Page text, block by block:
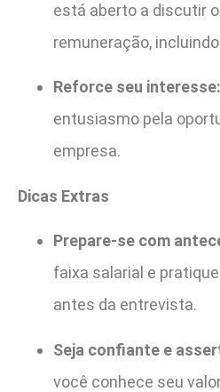
está aberto a discutir
remuneração,
Reforce seu interesse:
entusiasmo pela
empresa.
Dicas Extras
Prepare-se com
faixa salarial e
antes da entrevista.
Seja confiante e
você conhece seu